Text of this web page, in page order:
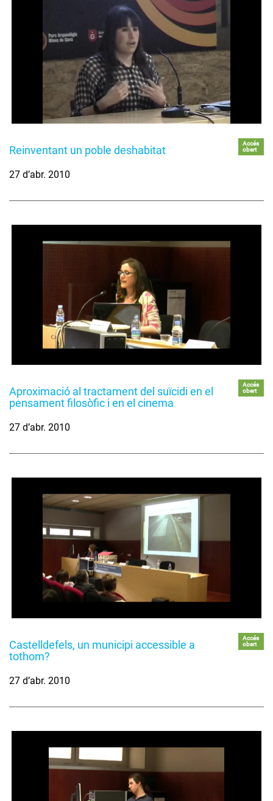
Reinventant un poble deshabitat
Accés
obert
27 d’abr. 2010
Aproximació al tractament del suïcidi en el
pensament filosòfic i en el cinema
Accés
obert
27 d’abr. 2010
Castelldefels, un municipi accessible a
tothom?
Accés
obert
27 d’abr. 2010